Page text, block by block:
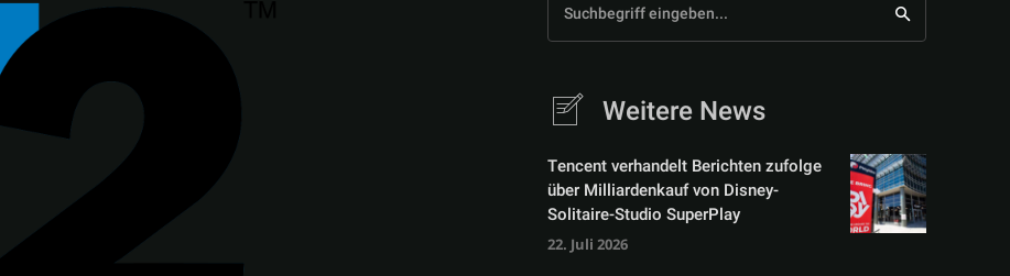
Suchbegriff eingeben...
Weitere News
Tencent verhandelt Berichten zufolge
über Milliardenkauf von Disney-
Solitaire-Studio SuperPlay
22. Juli 2026